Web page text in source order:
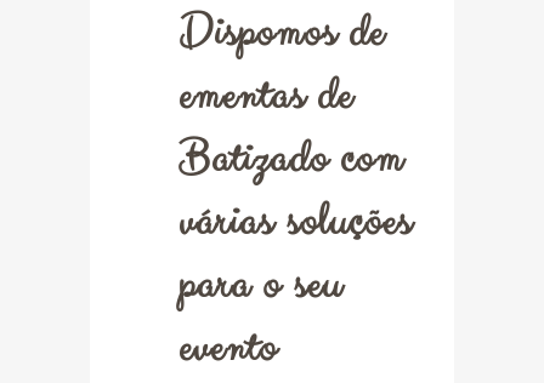
Dispomos de
ementas de
Batizado com
várias soluções
para o seu
evento